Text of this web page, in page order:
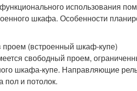
использования
шкафа. Особенности
проем (встроенный шкаф-купе)
свободный проем,
шкафа-купе. Направляющие
пол и потолок.